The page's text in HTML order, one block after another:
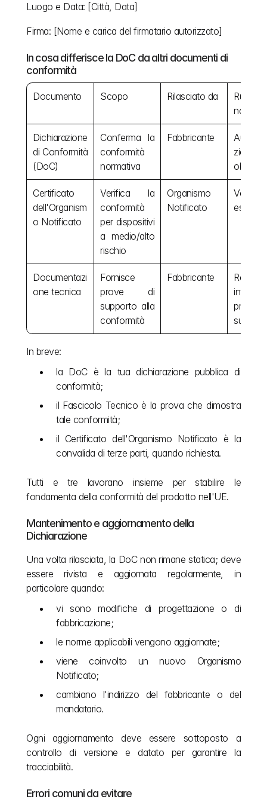
Luogo e Data: [Città, Data]
Firma: [Nome e carica del firmatario autorizzato]
In cosa differisce la DoC da altri documenti di
conformità
Documento Scopo Rilasciato da
Ruolo
Dichiarazione
di Conformità
(DoC)
Conferma la
conformità
normativa
Fabbricante
zione
Certificato
dell'Organism
o Notificato
Verifica la
conformità
per dispositivi
a medio/alto
rischio
Organismo
Notificato
Verifica
esterna
Documentazi
one tecnica
Fornisce
prove di
supporto alla
conformità
Fabbricante
Registro
interno,
su
In breve:
la DoC è la tua dichiarazione pubblica di
conformità;
il Fascicolo Tecnico è la prova che dimostra
tale conformità;
il Certificato dell'Organismo Notificato è la
convalida di terze parti, quando richiesta.
Tutti e tre lavorano insieme per stabilire le
fondamenta della conformità del prodotto nell'UE.
Mantenimento e aggiornamento della
Dichiarazione
Una volta rilasciata, la DoC non rimane statica; deve
essere rivista e aggiornata regolarmente, in
particolare quando:
vi sono modifiche di progettazione o di
fabbricazione;
le norme applicabili vengono aggiornate;
viene coinvolto un nuovo Organismo
Notificato;
cambiano l'indirizzo del fabbricante o del
mandatario.
Ogni aggiornamento deve essere sottoposto a
controllo di versione e datato per garantire la
tracciabilità.
Errori comuni da evitare